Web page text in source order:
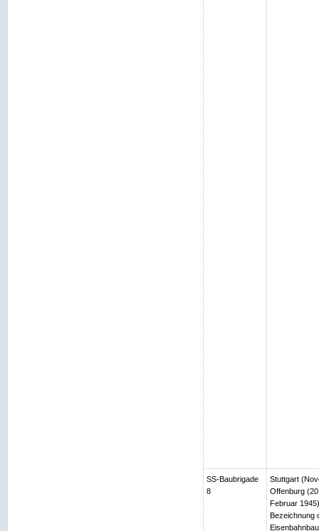
SS-Baubrigade
8
Stuttgart
Offenburg
Februar
Bezeichnung